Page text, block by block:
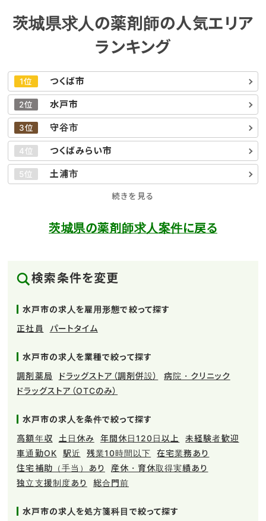
茨城県求人の薬剤師の人気エリア
ランキング
1位 つくば市
2位 水戸市
3位 守谷市
4位 つくばみらい市
5位 土浦市
続きを見る
茨城県の薬剤師求人案件に戻る
検索条件を変更
水戸市の求人を雇用形態で絞って探す
正社員
パートタイム
水戸市の求人を業種で絞って探す
調剤薬局
ドラッグストア（調剤併設）
病院・クリニック
ドラッグストア（OTCのみ）
水戸市の求人を条件で絞って探す
高額年収
土日休み 年間休日120日以上
未経験者歓迎
車通勤OK
駅近 残業10時間以下
在宅業務あり
住宅補助（手当）あり
産休・育休取得実績あり
独立支援制度あり
総合門前
水戸市の求人を処方箋科目で絞って探す